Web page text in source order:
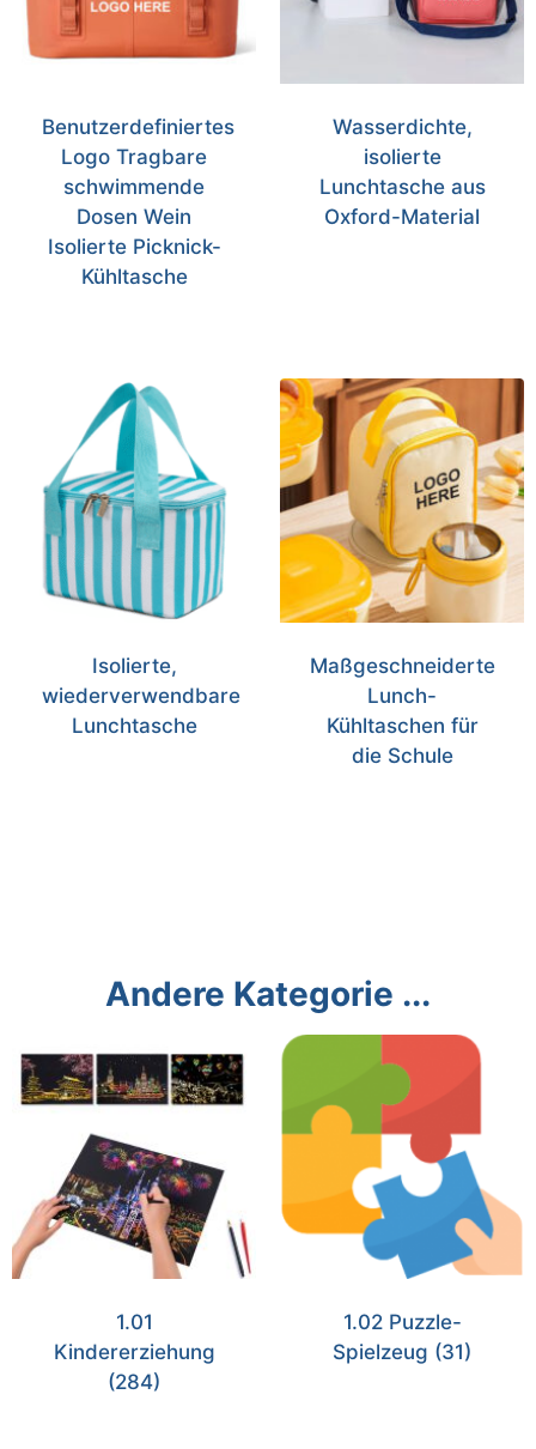
Benutzerdefiniertes
Logo Tragbare
schwimmende
Dosen Wein
Isolierte Picknick-
Kühltasche
Wasserdichte,
isolierte
Lunchtasche aus
Oxford-Material
Isolierte,
wiederverwendbare
Lunchtasche
Maßgeschneiderte
Lunch-
Kühltaschen für
die Schule
Andere Kategorie ...
1.01
Kindererziehung
(284)
1.02 Puzzle-
Spielzeug (31)